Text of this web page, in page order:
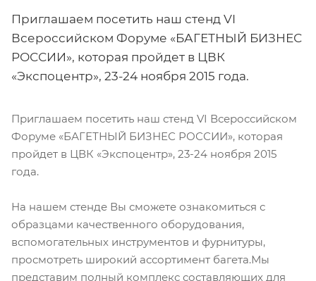
Приглашаем посетить наш стенд VI
Всероссийском Форуме «БАГЕТНЫЙ БИЗНЕС
РОССИИ», которая пройдет в ЦВК
«Экспоцентр», 23-24 ноября 2015 года.
Приглашаем посетить наш стенд VI Всероссийском
Форуме «БАГЕТНЫЙ БИЗНЕС РОССИИ», которая
пройдет в ЦВК «Экспоцентр», 23-24 ноября 2015
года.
На нашем стенде Вы сможете ознакомиться с
образцами качественного оборудования,
вспомогательных инструментов и фурнитуры,
просмотреть широкий ассортимент багета.Мы
представим полный комплекс составляющих для